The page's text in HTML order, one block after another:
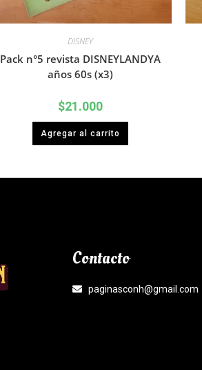
DISNEY
Pack n°5 revista DISNEYLANDYA
años 60s (x3)
$21.000
Agregar al carrito
Contacto
paginasconh@gmail.com